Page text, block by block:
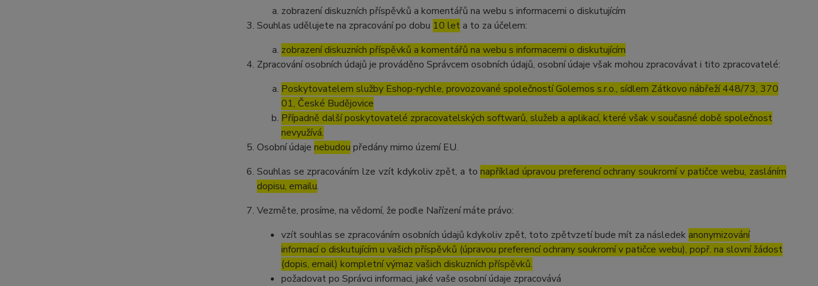
zobrazení diskuzních příspěvků a komentářů na webu s informacemi o diskutujícím
Souhlas udělujete na zpracování po dobu 10 leta to za účelem:
zobrazení diskuzních příspěvků a komentářů na webu s informacemi o diskutujícím
Zpracování osobních údajů je prováděno Správcem osobních údajů, osobní údaje však mohou zpracovávat i tito zpracovatelé:
Poskytovatelem služby Eshop-rychle, provozované společností Golemos s.r.o., sídlem Zátkovo nábřeží 448/73, 370
01, České Budějovice
Případně další poskytovatelé zpracovatelských softwarů, služeb a aplikací, které však v současné době společnost
nevyužívá.
Osobní údaje nebudou předány mimo území EU.
Souhlas se zpracováním lze vzít kdykoliv zpět, a tonapříklad úpravou preferencí ochrany soukromí v patičce webu, zasláním
dopisu, emailu.
Vezměte, prosíme, na vědomí, že podle Nařízení máte právo:
vzít souhlas se zpracováním osobních údajů kdykoliv zpět, toto zpětvzetí bude mít za následek anonymizování
informací o diskutujícím u vašich příspěvků (úpravou preferencí ochrany soukromí v patičce webu), popř. na slovní žádost
(dopis, email) kompletní výmaz vašich diskuzních příspěvků.
požadovat po Správci informaci, jaké vaše osobní údaje zpracovává